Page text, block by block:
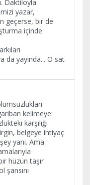
Daktiloyla
yazar,
geçerse, bir de
içinde
da yayında... O sat
kelimeye:
karşılığı
belgeye ihtiyaç
yani. Ama
hüzün taşır
şansını